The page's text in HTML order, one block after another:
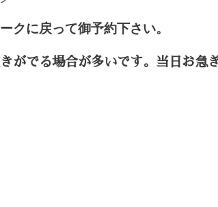
ークに戻って御予約下さい。
がでる場合が多いです。当日お急